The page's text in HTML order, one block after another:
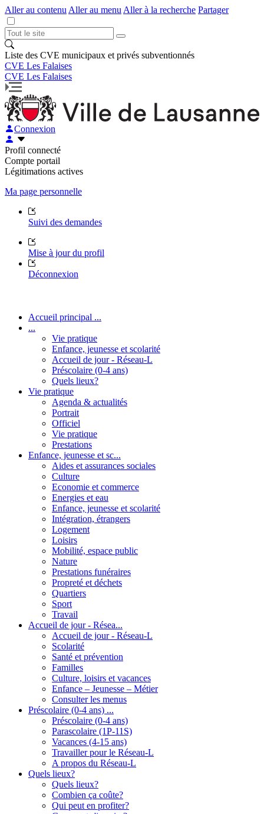
Aller au contenu Aller au menu Aller à la recherche Partager
Liste des CVE municipaux et privés subventionnés
CVE Les Falaises
CVE Les Falaises
Connexion
Profil connecté
Compte portail
Légitimations actives
Ma page personnelle
Suivi des demandes
Mise à jour du profil
Déconnexion
Accueil principal ...
...
Vie pratique
Enfance, jeunesse et scolarité
Accueil de jour - Réseau-L
Préscolaire (0-4 ans)
Quels lieux?
Vie pratique
Agenda & actualités
Portrait
Officiel
Vie pratique
Prestations
Enfance, jeunesse et sc...
Aides et assurances sociales
Culture
Economie et commerce
Energies et eau
Enfance, jeunesse et scolarité
Intégration, étrangers
Logement
Loisirs
Mobilité, espace public
Nature
Prestations funéraires
Propreté et déchets
Quartiers
Sport
Travail
Accueil de jour - Résea...
Accueil de jour - Réseau-L
Scolarité
Santé et prévention
Familles
Culture, loisirs et vacances
Enfance – Jeunesse – Métier
Consulter les menus
Préscolaire (0-4 ans) ...
Préscolaire (0-4 ans)
Parascolaire (1P-11S)
Vacances (4-15 ans)
Travailler pour le Réseau-L
A propos du Réseau-L
Quels lieux?
Quels lieux?
Combien ça coûte?
Qui peut en profiter?